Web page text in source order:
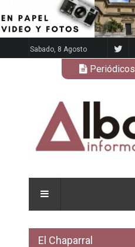
Sabado, 8 Agosto
Periódicos
El Chaparral